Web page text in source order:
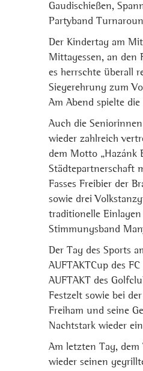
Gaudischießen,
Partyband
Der Kindertag am
Mittagessen, an den
es herrschte überall
Siegerehrung zum
Am Abend spielte
Auch die
wieder zahlreich
dem Motto „Hazánk
Städtepartnerschaft
Fasses Freibier der
sowie drei
traditionelle
Stimmungsband
Der Tag des Sports
AUFTAKTCup des
AUFTAKT des
Festzelt sowie bei
Freiham und seine
Nachtstark wieder
Am letzten Tag,
wieder seinen